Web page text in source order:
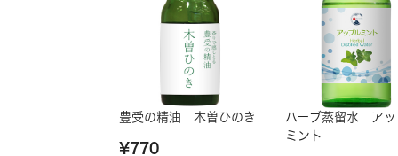
豊受の精油 木曽ひのき
¥770
ハーブ蒸留水 アッ
ミント